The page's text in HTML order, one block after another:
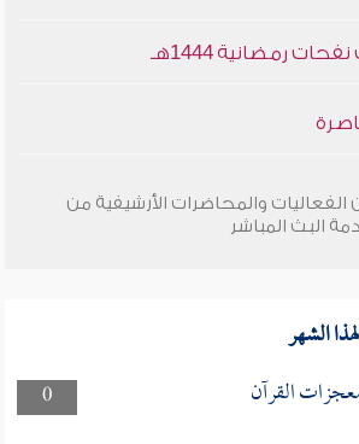
رمضانية 1444هـ
الفعاليات والمحاضرات الأرشيفية من
البث المباشر
الشهر
0 القرآن